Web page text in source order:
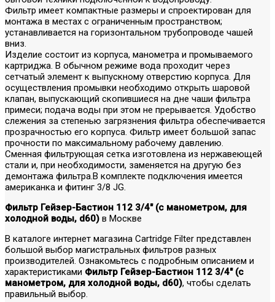
Фильтр имеет компактные размеры и спроектирован для
монтажа в местах с ограниченным пространством;
устанавливается на горизонтальном трубопроводе чашей
вниз.
Изделие состоит из корпуса, манометра и промываемого
картриджа. В обычном режиме вода проходит через
сетчатый элемент к выпускному отверстию корпуса. Для
осуществления промывки необходимо открыть шаровой
клапан, выпускающий скопившиеся на дне чаши фильтра
примеси; подача воды при этом не прерывается. Удобство
слежения за степенью загрязнения фильтра обеспечивается
прозрачностью его корпуса. Фильтр имеет большой запас
прочности по максимальному рабочему давлению.
Сменная фильтрующая сетка изготовлена из нержавеющей
стали и, при необходимости, заменяется на другую без
демонтажа фильтра.В комплекте подключения имеется
американка и фитинг 3/8 JG.
Фильтр Гейзер-Бастион 112 3/4" (с манометром, для
холодной воды, d60) в Москве
В каталоге интернет магазина Cartridge Filter представлен
большой выбор магистральных фильтров разных
производителей. Ознакомьтесь с подробным описанием и
характеристиками Фильтр Гейзер-Бастион 112 3/4" (с
манометром, для холодной воды, d60), чтобы сделать
правильный выбор.